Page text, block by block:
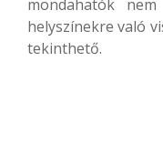
mondahatók
helyszínekre való
tekinthető.